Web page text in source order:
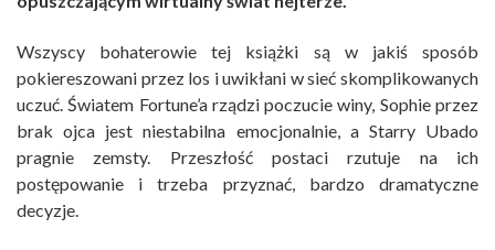
Wszyscy bohaterowie tej książki są w jakiś sposób
pokiereszowani przez los i uwikłani w sieć skomplikowanych
uczuć. Światem Fortune’a rządzi poczucie winy, Sophie przez
brak ojca jest niestabilna emocjonalnie, a Starry Ubado
pragnie zemsty. Przeszłość postaci rzutuje na ich
postępowanie i trzeba przyznać, bardzo dramatyczne
decyzje.